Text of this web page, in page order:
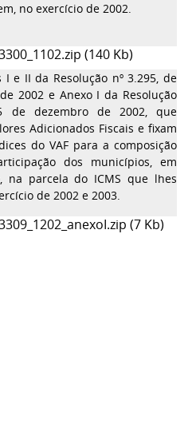
no exercício de 2002.
(140 Kb)
I e II da Resolução nº 3.295, de
2002 e Anexo I da Resolução
de dezembro de 2002, que
Adicionados Fiscais e fixam
do VAF para a composição
dos municípios, em
na parcela do ICMS que lhes
de 2002 e 2003.
(7 Kb)